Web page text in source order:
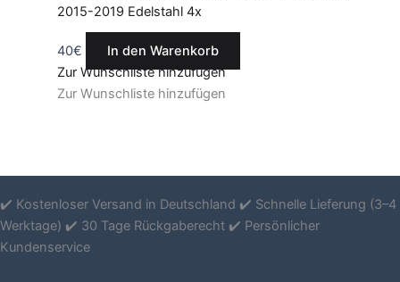
2015-2019 Edelstahl 4x
40€
In den Warenkorb
Zur Wunschliste hinzufügen
Zur Wunschliste hinzufügen
✔️ Kostenloser Versand in Deutschland ✔️ Schnelle Lieferung (3–4
Werktage) ✔️ 30 Tage Rückgaberecht ✔️ Persönlicher
Kundenservice